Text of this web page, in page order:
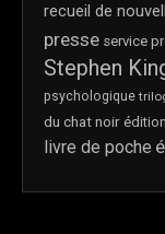
recueil de
presse service
Stephen
psychologique
du chat noir
livre de poche